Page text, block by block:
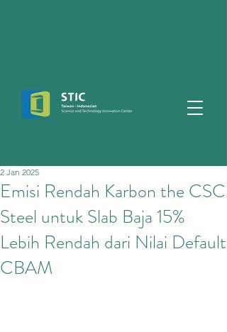
Emisi Rendah Karbon the CSC
Steel untuk Slab Baja 15%
Lebih Rendah dari Nilai Default
CBAM
2 Jan 2025